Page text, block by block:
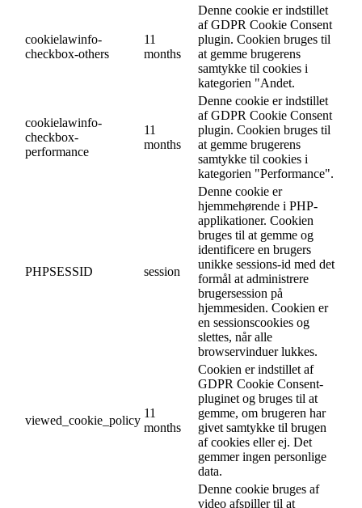
cookielawinfo-
checkbox-others
11
months
Denne cookie er indstillet
af GDPR Cookie Consent
plugin. Cookien bruges til
at gemme brugerens
samtykke til cookies i
kategorien "Andet.
cookielawinfo-
checkbox-
performance
11
months
Denne cookie er indstillet
af GDPR Cookie Consent
plugin. Cookien bruges til
at gemme brugerens
samtykke til cookies i
kategorien "Performance".
PHPSESSID session
Denne cookie er
hjemmehørende i PHP-
applikationer. Cookien
bruges til at gemme og
identificere en brugers
unikke sessions-id med det
formål at administrere
brugersession på
hjemmesiden. Cookien er
en sessionscookies og
slettes, når alle
browservinduer lukkes.
viewed_cookie_policy
11
months
Cookien er indstillet af
GDPR Cookie Consent-
pluginet og bruges til at
gemme, om brugeren har
givet samtykke til brugen
af cookies eller ej. Det
gemmer ingen personlige
data.
Denne cookie bruges af
video afspiller til at